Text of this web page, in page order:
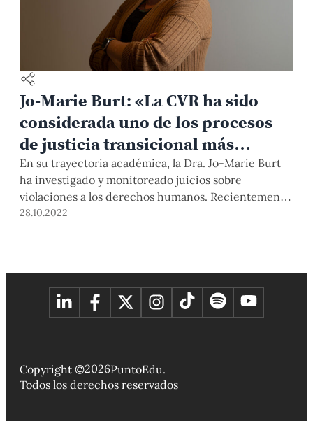
Jo-Marie Burt: «La CVR ha sido
considerada uno de los procesos
de justicia transicional más
exitosos del mundo»
En su trayectoria académica, la Dra. Jo-Marie Burt
ha investigado y monitoreado juicios sobre
violaciones a los derechos humanos. Recientemente,
estuvo en nuestro campus invitada por el Grupo
28.10.2022
Copyright ©2026PuntoEdu.
Todos los derechos reservados